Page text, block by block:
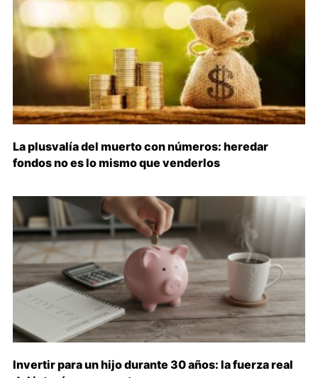
La plusvalía del muerto con números: heredar
fondos no es lo mismo que venderlos
Invertir para un hijo durante 30 años: la fuerza real